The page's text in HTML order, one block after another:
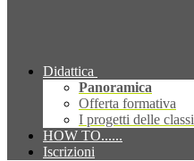
Didattica
Panoramica
Offerta formativa
I progetti delle classi
HOW TO......
Iscrizioni